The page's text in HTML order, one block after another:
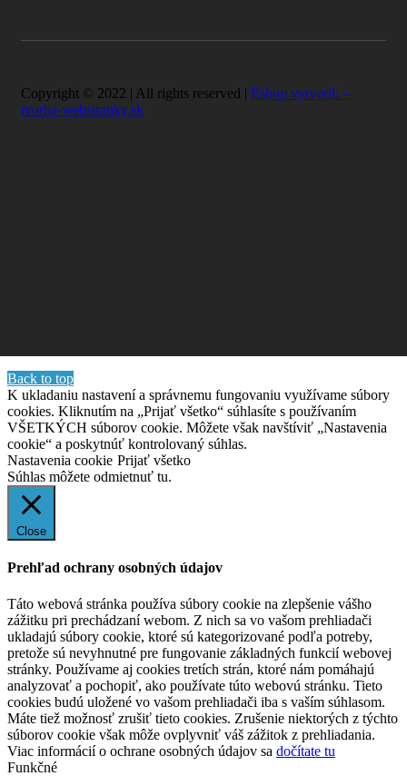
Copyright © 2022 | All rights reserved | Eshop vytvorili –
tvorba-webstranky.sk
Back to top
K ukladaniu nastavení a správnemu fungovaniu využívame súbory
cookies. Kliknutím na „Prijať všetko“ súhlasíte s používaním
VŠETKÝCH súborov cookie. Môžete však navštíviť „Nastavenia
cookie“ a poskytnúť kontrolovaný súhlas.
Nastavenia cookie Prijať všetko
Súhlas môžete odmietnuť tu.
Close
Prehľad ochrany osobných údajov
Táto webová stránka používa súbory cookie na zlepšenie vášho
zážitku pri prechádzaní webom. Z nich sa vo vašom prehliadači
ukladajú súbory cookie, ktoré sú kategorizované podľa potreby,
pretože sú nevyhnutné pre fungovanie základných funkcií webovej
stránky. Používame aj cookies tretích strán, ktoré nám pomáhajú
analyzovať a pochopiť, ako používate túto webovú stránku. Tieto
cookies budú uložené vo vašom prehliadači iba s vaším súhlasom.
Máte tiež možnosť zrušiť tieto cookies. Zrušenie niektorých z týchto
súborov cookie však môže ovplyvniť váš zážitok z prehliadania.
Viac informácií o ochrane osobných údajov sa dočítate tu
Funkčné